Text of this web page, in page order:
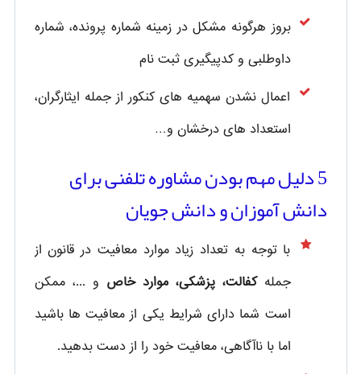
بروز هرگونه مشکل در زمینه شماره پرونده، شماره
داوطلبی و کدپیگیری ثبت نام
اعمال نشدن سهمیه های کنکور از جمله ایثارگران،
استعداد های درخشان و…
5 دلیل مهم بودن مشاوره تلفنی برای
دانش آموزان و دانش جویان
با توجه به تعداد زیاد موارد معافیت در قانون از
جملهکفالت، پزشکی، موارد خاص و ...، ممکن
است شما دارای شرایط یکی از معافیت ها باشید
اما با ناآگاهی، معافیت خود را از دست بدهید.